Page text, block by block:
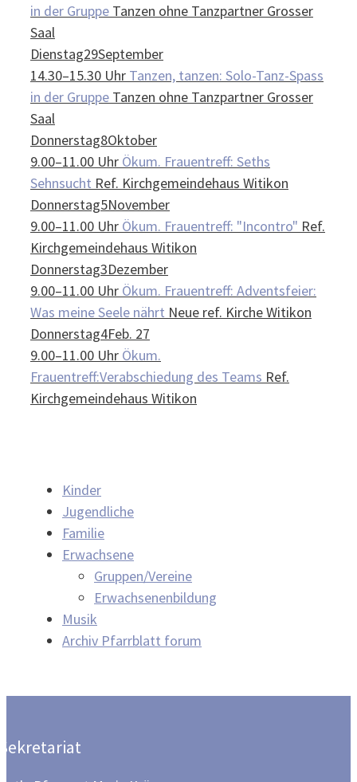
in der Gruppe Tanzen ohne Tanzpartner Grosser
Saal
Dienstag29September
14.30–15.30 Uhr Tanzen, tanzen: Solo-Tanz-Spass
in der Gruppe Tanzen ohne Tanzpartner Grosser
Saal
Donnerstag8Oktober
9.00–11.00 Uhr Ökum. Frauentreff: Seths
Sehnsucht Ref. Kirchgemeindehaus Witikon
Donnerstag5November
9.00–11.00 Uhr Ökum. Frauentreff: "Incontro" Ref.
Kirchgemeindehaus Witikon
Donnerstag3Dezember
9.00–11.00 Uhr Ökum. Frauentreff: Adventsfeier:
Was meine Seele nährt Neue ref. Kirche Witikon
Donnerstag4Feb. 27
9.00–11.00 Uhr Ökum.
Frauentreff:Verabschiedung des Teams Ref.
Kirchgemeindehaus Witikon
Kinder
Jugendliche
Familie
Erwachsene
Gruppen/Vereine
Erwachsenenbildung
Musik
Archiv Pfarrblatt forum